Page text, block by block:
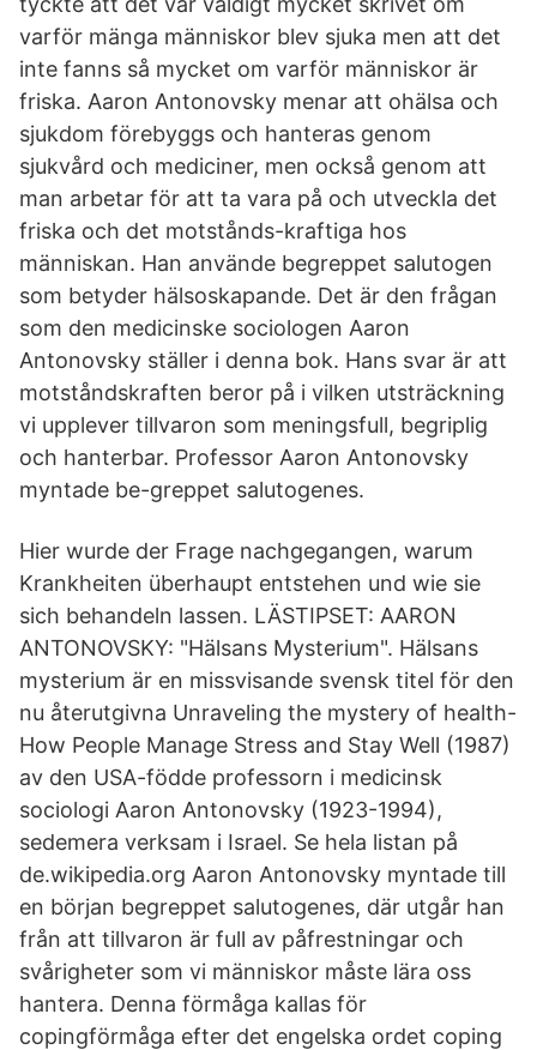
varför mänga människor blev sjuka men att det
inte fanns så mycket om varför människor är
friska. Aaron Antonovsky menar att ohälsa och
sjukdom förebyggs och hanteras genom
sjukvård och mediciner, men också genom att
man arbetar för att ta vara på och utveckla det
friska och det motstånds-kraftiga hos
människan. Han använde begreppet salutogen
som betyder hälsoskapande. Det är den frågan
som den medicinske sociologen Aaron
Antonovsky ställer i denna bok. Hans svar är att
motståndskraften beror på i vilken utsträckning
vi upplever tillvaron som meningsfull, begriplig
och hanterbar. Professor Aaron Antonovsky
myntade be-greppet salutogenes.
Hier wurde der Frage nachgegangen, warum
Krankheiten überhaupt entstehen und wie sie
sich behandeln lassen. LÄSTIPSET: AARON
ANTONOVSKY: "Hälsans Mysterium". Hälsans
mysterium är en missvisande svensk titel för den
nu återutgivna Unraveling the mystery of health-
How People Manage Stress and Stay Well (1987)
av den USA-födde professorn i medicinsk
sociologi Aaron Antonovsky (1923-1994),
sedemera verksam i Israel. Se hela listan på
de.wikipedia.org Aaron Antonovsky myntade till
en början begreppet salutogenes, där utgår han
från att tillvaron är full av påfrestningar och
svårigheter som vi människor måste lära oss
hantera. Denna förmåga kallas för
copingförmåga efter det engelska ordet coping